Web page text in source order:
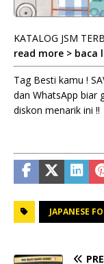
KATALOG JSM
read more > baca
Tag Besti kamu !
dan WhatsApp biar
diskon menarik ini !!
JAPANESE